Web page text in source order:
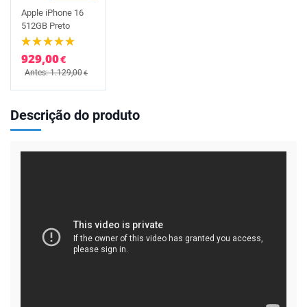
Apple iPhone 16
512GB Preto
929,00€
Antes: 1.129,00€
Descrição do produto